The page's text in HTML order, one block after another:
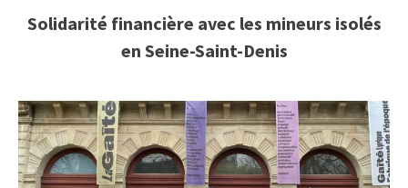
Solidarité financière avec les mineurs isolés
en Seine-Saint-Denis